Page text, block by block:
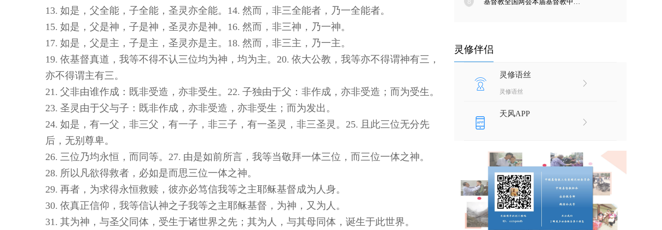
13. 如是，父全能，子全能，圣灵亦全能。14. 然而，非三全能者，乃一全能者。
15. 如是，父是神，子是神，圣灵亦是神。16. 然而，非三神，乃一神。
17. 如是，父是主，子是主，圣灵亦是主。18. 然而，非三主，乃一主。
19. 依基督真道，我等不得不认三位均为神，均为主。20. 依大公教，我等亦不得谓神有三，
亦不得谓主有三。
21. 父非由谁作成：既非受造，亦非受生。22. 子独由于父：非作成，亦非受造；而为受生。
23. 圣灵由于父与子：既非作成，亦非受造，亦非受生；而为发出。
24. 如是，有一父，非三父，有一子，非三子，有一圣灵，非三圣灵。25. 且此三位无分先
后，无别尊卑。
26. 三位乃均永恒，而同等。27. 由是如前所言，我等当敬拜一体三位，而三位一体之神。
28. 所以凡欲得救者，必如是而思三位一体之神。
29. 再者，为求得永恒救赎，彼亦必笃信我等之主耶稣基督成为人身。
30. 依真正信仰，我等信认神之子我等之主耶稣基督，为神，又为人。
31. 其为神，与圣父同体，受生于诸世界之先；其为人，与其母同体，诞生于此世界。
8 基督教全国两会本届基督教中国化推进委员会在成都召开专题编写工作会议
灵修伴侣
灵修语丝
灵修语丝
天风APP